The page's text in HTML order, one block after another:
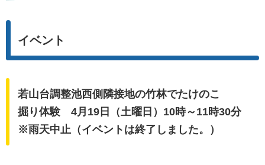
イベント
若山台調整池西側隣接地の竹林でたけのこ
掘り体験 4月19日（土曜日）10時～11時30分
※雨天中止（イベントは終了しました。）